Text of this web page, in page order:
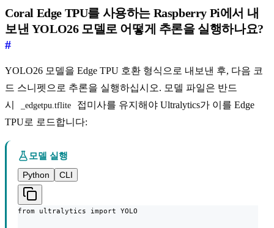
Coral Edge TPU를 사용하는 Raspberry Pi에서 내
보낸 YOLO26 모델로 어떻게 추론을 실행하나요?
#
YOLO26 모델을 Edge TPU 호환 형식으로 내보낸 후, 다음 코
드 스니펫으로 추론을 실행하십시오. 모델 파일은 반드
시
_edgetpu.tflite
접미사를 유지해야 Ultralytics가 이를 Edge
TPU로 로드합니다:
모델 실행
Python
CLI
from ultralytics import YOLO